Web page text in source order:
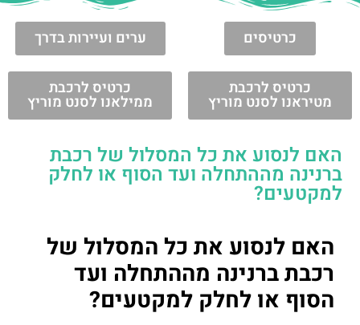
כרטיסים ערים ועיירות בדרך
כרטיס לרכבת
מטיראנו לסנט מוריץ
כרטיס לרכבת
ממילאנו לסנט מוריץ
האם לנסוע את כל המסלול של רכבת
ברנינה מההתחלה ועד הסוף או לחלק
למקטעים?
האם לנסוע את כל המסלול של
רכבת ברנינה מההתחלה ועד
הסוף או לחלק למקטעים?